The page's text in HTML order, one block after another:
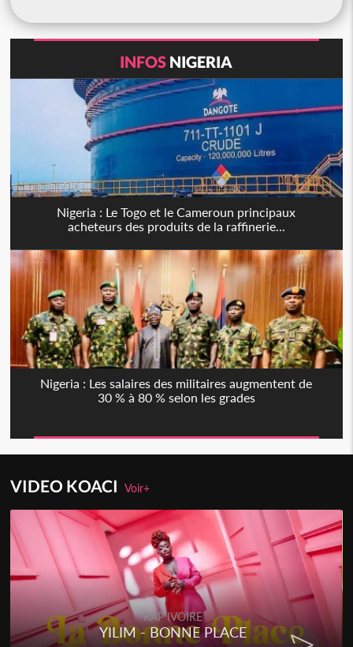
INFOS NIGERIA
Nigeria : Le Togo et le Cameroun principaux
acheteurs des produits de la raffinerie...
Nigeria : Les salaires des militaires augmentent de
30 % à 80 % selon les grades
VIDEO KOACIVoir+
RAP IVOIRE
YILIM - BONNE PLACE